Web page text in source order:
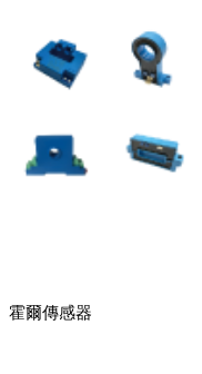
霍爾傳感器